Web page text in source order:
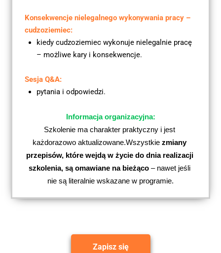
Konsekwencje nielegalnego wykonywania pracy –
cudzoziemiec:
kiedy cudzoziemiec wykonuje nielegalnie pracę
– możliwe kary i konsekwencje.
Sesja Q&A:
pytania i odpowiedzi.
Informacja organizacyjna:
Szkolenie ma charakter praktyczny i jest
każdorazowo aktualizowane.Wszystkie zmiany
przepisów, które wejdą w życie do dnia realizacji
szkolenia, są omawiane na bieżąco – nawet jeśli
nie są literalnie wskazane w programie.
Zapisz się